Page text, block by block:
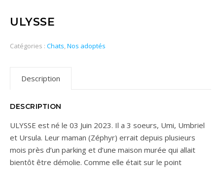
ULYSSE
Catégories : Chats,Nos adoptés
Description
DESCRIPTION
ULYSSE est né le 03 Juin 2023. Il a 3 soeurs, Umi, Umbriel
et Ursula. Leur maman (Zéphyr) errait depuis plusieurs
mois près d’un parking et d’une maison murée qui allait
bientôt être démolie. Comme elle était sur le point